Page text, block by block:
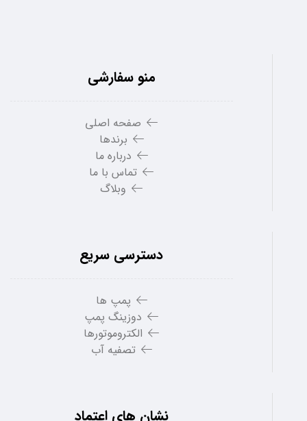
منو سفارشی
صفحه اصلی
برندها
درباره ما
تماس با ما
وبلاگ
دسترسی سریع
پمپ ها
دوزینگ پمپ
الکتروموتورها
تصفیه آب
نشان های اعتماد